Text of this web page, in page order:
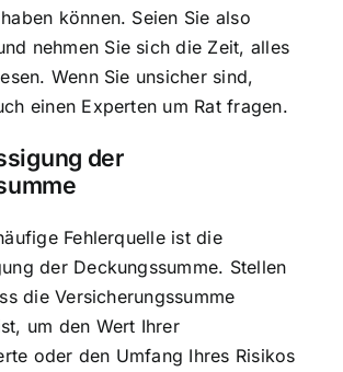
können. Seien Sie also
nehmen Sie sich die Zeit, alles
Wenn Sie unsicher sind,
einen Experten um Rat fragen.
der
Fehlerquelle ist die
der Deckungssumme. Stellen
die Versicherungssumme
um den Wert Ihrer
oder den Umfang Ihres Risikos